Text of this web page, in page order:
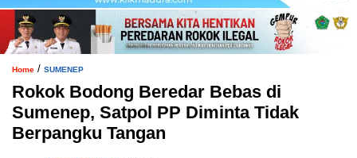
Home / SUMENEP
Rokok Bodong Beredar Bebas di
Sumenep, Satpol PP Diminta Tidak
Berpangku Tangan